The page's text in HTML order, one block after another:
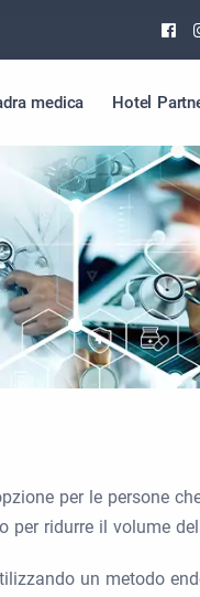
medica Hotel
per le persone
per ridurre il volume
un metodo